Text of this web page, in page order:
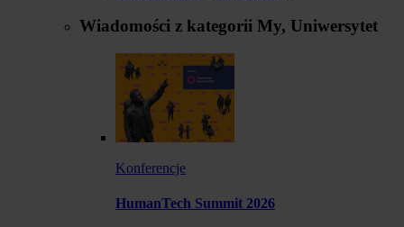
Wiadomości z kategorii My, Uniwersytet
Konferencje
HumanTech Summit 2026